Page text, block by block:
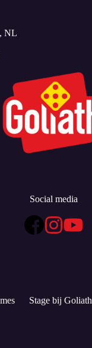
NL
Social media
Stage bij Goliath